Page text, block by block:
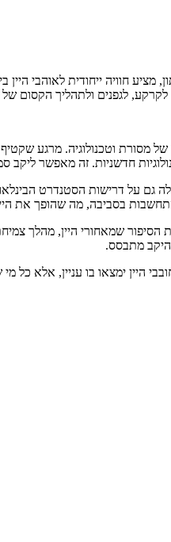
חוויה ייחודית לאוהבי
לגפנים ולתהליך הקסום של
מסורת וטכנולוגיה. מרגע
חדשניות. זה מאפשר ליקב
גם על דרישות הסטנדרט
בסביבה, מה שהופך את
הסיפור שמאחורי היין, מהלך
מתבסס.
היין ימצאו בו עניין, אלא